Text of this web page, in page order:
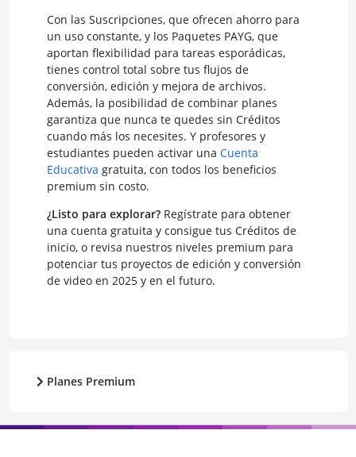
Con las Suscripciones, que ofrecen ahorro para
un uso constante, y los Paquetes PAYG, que
aportan flexibilidad para tareas esporádicas,
tienes control total sobre tus flujos de
conversión, edición y mejora de archivos.
Además, la posibilidad de combinar planes
garantiza que nunca te quedes sin Créditos
cuando más los necesites. Y profesores y
estudiantes pueden activar una Cuenta
Educativa gratuita, con todos los beneficios
premium sin costo.
¿Listo para explorar?Regístrate para obtener
una cuenta gratuita y consigue tus Créditos de
inicio, o revisa nuestros niveles premium para
potenciar tus proyectos de edición y conversión
de video en 2025 y en el futuro.
Planes Premium